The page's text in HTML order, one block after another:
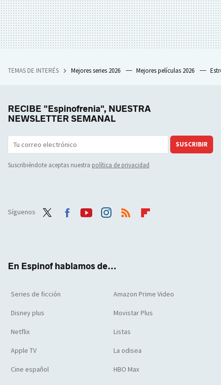
TEMAS DE INTERÉS Mejores series 2026 Mejores películas 2026
RECIBE "Espinofrenia", NUESTRA
NEWSLETTER SEMANAL
SUSCRIBIR
Suscribiéndote aceptas nuestra política de privacidad
Síguenos
En Espinof hablamos de...
Series de ficción Amazon Prime Video
Disney plus Movistar Plus
Netflix Listas
Apple TV La odisea
Cine español HBO Max